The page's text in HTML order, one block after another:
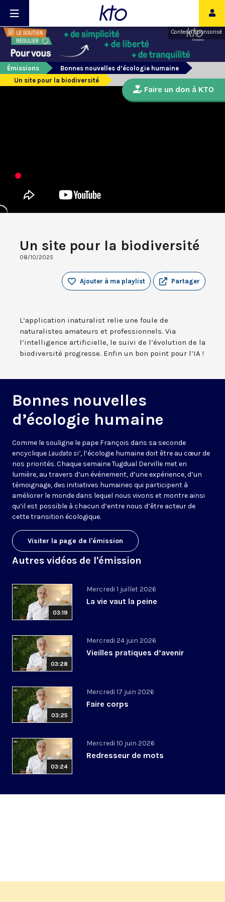
Contenu sponsorisé
Émissions
Bonnes nouvelles d’écologie humaine
Un site pour la biodiversité
Un site pour la biodiversité
08/10/2025
Partager
Ajouter à ma playlist
L’application inaturalist relie une foule de
naturalistes amateurs et professionnels. Via
l’intelligence artificielle, le suivi de l’évolution de la
biodiversité progresse. Enfin un bon point pour l’IA !
Bonnes nouvelles
d’écologie humaine
Comme le souligne le pape François dans sa seconde
encyclique Laudato si’, l’écologie humaine doit être au cœur de
nos priorités. Chaque semaine Tugdual Derville met en
lumière, au travers d’un événement, d’une expérience, d’un
témoignage, des initiatives humaines qui participent à
améliorer le monde dans lequel nous vivons et montre ainsi
qu’il est possible à chacun d’entre nous d’être acteur de
cette transition écologique.
Visiter la page de l'émission
Autres vidéos de l'émission
03:19
Mercredi 1 juillet 2026
La vie vaut la peine
03:28
Mercredi 24 juin 2026
Vieilles pratiques d’avenir
03:25
Mercredi 17 juin 2026
Faire corps
03:24
Mercredi 10 juin 2026
Redresseur de mots
Faire un don à KTO